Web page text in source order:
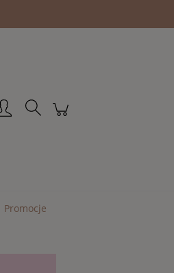
Promocje